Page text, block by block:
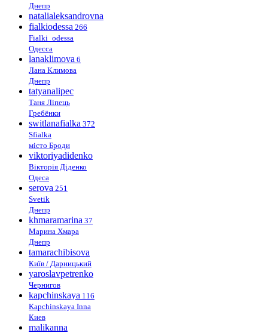
Днепр
natalialeksandrovna
fialkiodessa 266
Fialki_odessa
Одесса
lanaklimova 6
Лана Климова
Днепр
tatyanalipec
Таня Ліпець
Гребёнки
switlanafialka 372
Sfialka
місто Броди
viktoriyadidenko
Вікторія Діденко
Одеса
serova 251
Svetik
Днепр
khmaramarina 37
Марина Хмара
Днепр
tamarachibisova
Київ / Дарницький
yaroslavpetrenko
Чернигов
kapchinskaya 116
Kapchinskaya Inna
Киев
malikanna